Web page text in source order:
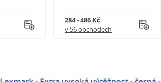
284 - 486 Kč
v 56 obchodech